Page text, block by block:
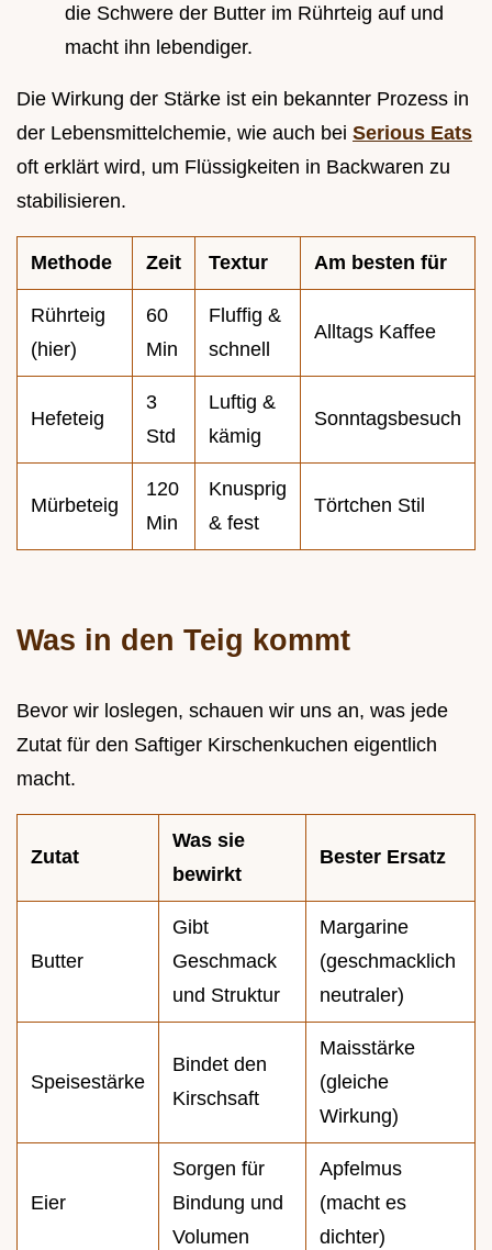
die Schwere der Butter im Rührteig auf und
macht ihn lebendiger.
Die Wirkung der Stärke ist ein bekannter Prozess in
der Lebensmittelchemie, wie auch bei Serious Eats
oft erklärt wird, um Flüssigkeiten in Backwaren zu
stabilisieren.
Methode Zeit Textur Am besten für
Rührteig
(hier)
60
Min
Fluffig &
schnell
Alltags Kaffee
Hefeteig
3
Std
Luftig &
kämig
Sonntagsbesuch
Mürbeteig
120
Min
Knusprig
& fest
Törtchen Stil
Was in den Teig kommt
Bevor wir loslegen, schauen wir uns an, was jede
Zutat für den Saftiger Kirschenkuchen eigentlich
macht.
Zutat
Was sie
bewirkt
Bester Ersatz
Butter
Gibt
Geschmack
und Struktur
Margarine
(geschmacklich
neutraler)
Speisestärke
Bindet den
Kirschsaft
Maisstärke
(gleiche
Wirkung)
Eier
Sorgen für
Bindung und
Volumen
Apfelmus
(macht es
dichter)